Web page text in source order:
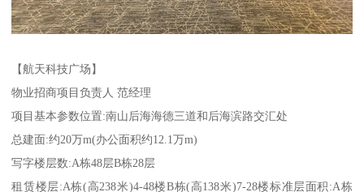
【航天科技广场】
物业招商项目负责人 范经理
项目基本参数位置:南山后海海德三道和后海滨路交汇处
总建面:约20万m(办公面积约12.1万m)
写字楼层数:A栋48层B栋28层
租赁楼层:A栋(高238米)4-48楼B栋(高138米)7-28楼标准层面积:A栋